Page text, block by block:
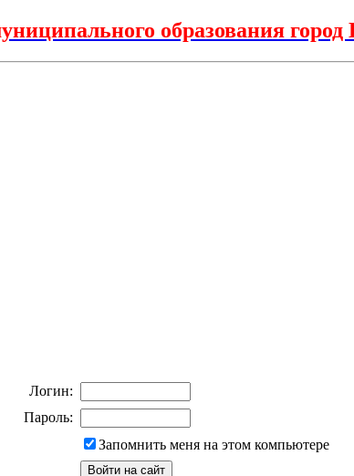
образования
Логин:
Пароль:
Запомнить меня на этом компьютере